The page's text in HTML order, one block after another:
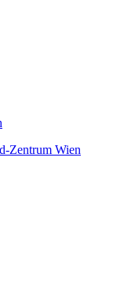
Zentrum Wien